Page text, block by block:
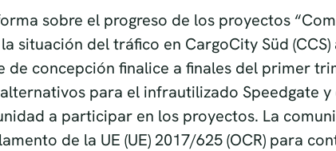
sobre el progreso de los proyectos
situación del tráfico en CargoCity Süd
concepción finalice a finales del primer
para el infrautilizado Speedgate
a participar en los proyectos. La
de la UE (UE) 2017/625 (OCR) para